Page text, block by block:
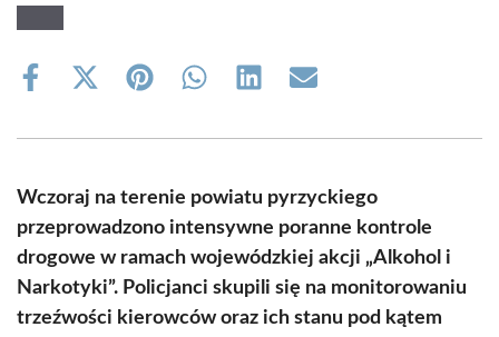
Share
Share
(Twitter)
Share Share Share Share
Wczoraj na terenie powiatu pyrzyckiego
przeprowadzono intensywne poranne kontrole
drogowe w ramach wojewódzkiej akcji „Alkohol i
Narkotyki”. Policjanci skupili się na monitorowaniu
trzeźwości kierowców oraz ich stanu pod kątem